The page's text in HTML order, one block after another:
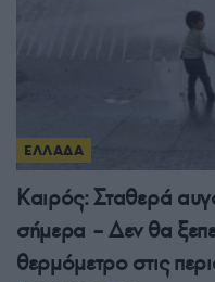
ΕΛΛΑΔΑ
Καιρός: Σταθερά
σήμερα – Δεν θα
θερμόμετρο στις